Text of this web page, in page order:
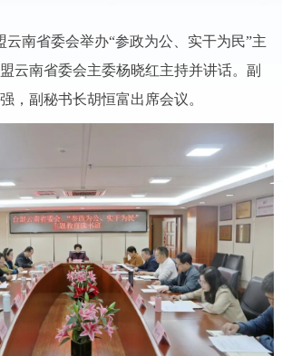
南省委会举办“参政为公、实干为民”主
云南省委会主委杨晓红主持并讲话。副
，副秘书长胡恒富出席会议。